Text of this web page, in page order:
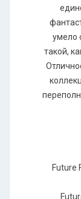
умело
такой,
Future